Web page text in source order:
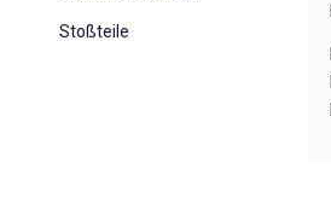
Stoßteile